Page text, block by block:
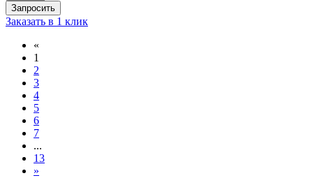
Запросить
Заказать в 1 клик
«
1
2
3
4
5
6
7
...
13
»